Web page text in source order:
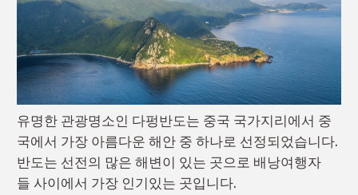
유명한 관광명소인 다펑반도는 중국 국가지리에서 중
국에서 가장 아름다운 해안 중 하나로 선정되었습니다.
반도는 선전의 많은 해변이 있는 곳으로 배낭여행자
들 사이에서 가장 인기있는 곳입니다.